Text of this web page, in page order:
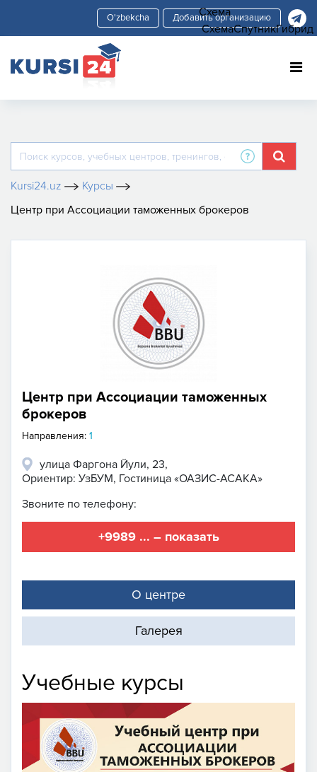
Добавить организацию
Kursi24.uz
Курсы
Центр при Ассоциации таможенных брокеров
Центр при Ассоциации таможенных
брокеров
Направления: 1
улица Фаргона Йули, 23,
Ориентир: УзБУМ, Гостиница «ОАЗИС-АСАКА»
Звоните по телефону:
+9989 ... – показать
О центре
Галерея
Учебные курсы
Схема
СхемаСпутникГибрид